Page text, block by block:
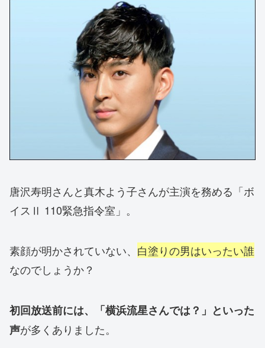
唐沢寿明さんと真木よう子さんが主演を務める「ボ
イスⅡ 110緊急指令室」。
素顔が明かされていない、 白塗りの男はいったい誰
なのでしょうか？
初回放送前には、「横浜流星さんでは？」といった
声が多くありました。